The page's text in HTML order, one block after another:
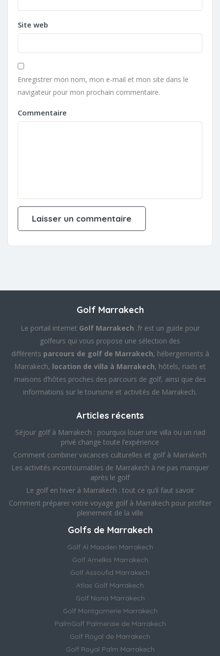
Site web
Enregistrer mon nom, mon e-mail et mon site dans le
navigateur pour mon prochain commentaire.
Commentaire
Golf Marrakech
Le portail internet Golf Marrakech .fr est un guide pour
golfeurs qui vous propose une sélection des
différents parcours de golf de Marrakech, hébergements à
Marrakech, location de villa à Marrakech, hôtels, riads et
maisons d’hôtes proches des parcours de golf, ainsi que des
informations sur le tourisme et activités de Marrakech.
Articles récents
Séjour golf à Marrakech : pourquoi louer une villa ou un riad
privé change toute l’expérience
Comment combiner vacances culturelles et golf à Marrakech
Les activités incontournables de Marrakech à ne pas manquer
après le golf
Le golf en hiver à Marrakech : tout ce qu’il faut savoir
Comment préparer votre voyage golf à Marrakech pour profiter
pleinement de la ville
Golfs de Marrakech
Golf Al Maaden Marrakech
Golf Amelkis Marrakech
Golf Assoufid Marrakech
Atlas Golf Marrakech
Golf Noria Marrakech
Golf Montgomerie Marrakech
PalmGolf Palmeraie de Marrakech
Golf Royal de Marrakech
Golf Royal Palm Marrakech